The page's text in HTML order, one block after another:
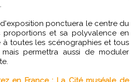
ponctuera le centre du
proportions et sa polyvalence en
toutes les scénographies et tous
permettra aussi de moduler